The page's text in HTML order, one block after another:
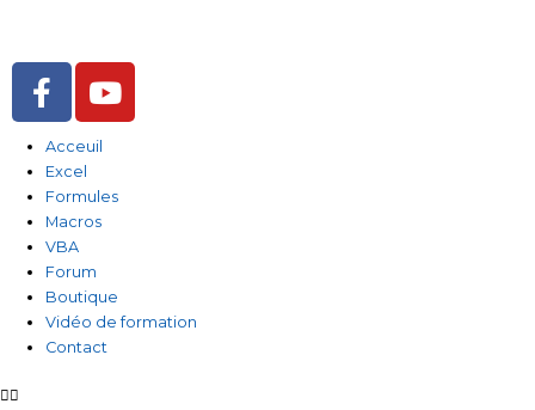
contenu
F
a
c
e
b
o
o
k
-
f
Y
o
u
Acceuil
Excel
Formules
Macros
VBA
Forum
Boutique
Vidéo de formation
Contact